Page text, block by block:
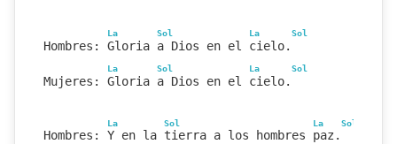
La Sol La Sol
Hombres: Gloria a Dios en el cielo.
La Sol La Sol
Mujeres: Gloria a Dios en el cielo.
La Sol La Sol
Hombres: Y en la tierra a los hombres paz.